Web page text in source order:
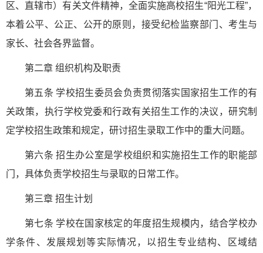
区、直辖市）有关文件精神，全面实施高校招生“阳光工程”，
本着公平、公正、公开的原则，接受纪检监察部门、考生与
家长、社会各界监督。
第二章 组织机构及职责
第五条 学校招生委员会负责贯彻落实国家招生工作的有
关政策，执行学校党委和行政有关招生工作的决议，研究制
定学校招生政策和规定，研讨招生录取工作中的重大问题。
第六条 招生办公室是学校组织和实施招生工作的职能部
门，具体负责学校招生与录取的日常工作。
第三章 招生计划
第七条 学校在国家核定的年度招生规模内，结合学校办
学条件、发展规划等实际情况，以招生专业结构、区域结